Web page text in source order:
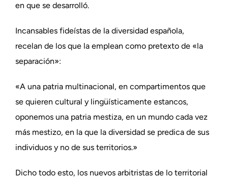
en que se desarrolló.
Incansables fideístas de la diversidad española,
recelan de los que la emplean como pretexto de «la
separación»:
«A una patria multinacional, en compartimentos que
se quieren cultural y lingüísticamente estancos,
oponemos una patria mestiza, en un mundo cada vez
más mestizo, en la que la diversidad se predica de sus
individuos y no de sus territorios.»
Dicho todo esto, los nuevos arbitristas de lo territorial